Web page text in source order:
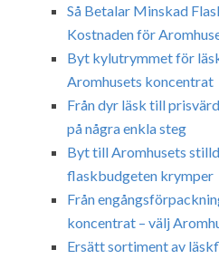
Så Betalar Minskad
Kostnaden för
Byt kylutrymmet för
Aromhusets koncentrat
Från dyr läsk till
på några enkla steg
Byt till Aromhusets
flaskbudgeten krymper
Från
koncentrat – välj
Ersätt sortiment av